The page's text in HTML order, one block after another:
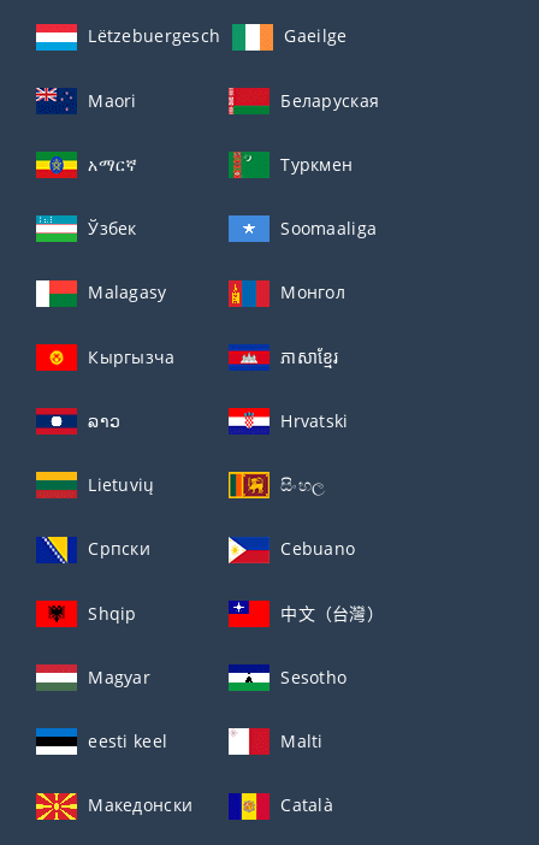
Lëtzebuergesch Gaeilge
Maori Беларуская
አማርኛ Туркмен
Ўзбек Soomaaliga
Malagasy Монгол
Кыргызча ភាសាខ្មែរ
ລາວ Hrvatski
Lietuvių සිංහල
Српски Cebuano
Shqip 中文（台灣）
Magyar Sesotho
eesti keel Malti
Македонски Català